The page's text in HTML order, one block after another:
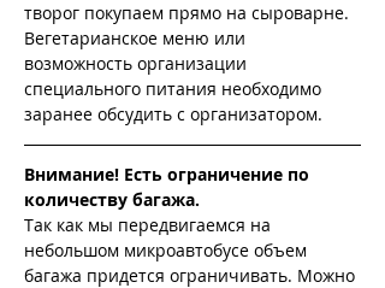
творог покупаем прямо на сыроварне.
Вегетарианское меню или
возможность организации
специального питания необходимо
заранее обсудить с организатором.
Внимание! Есть ограничение по
количеству багажа.
Так как мы передвигаемся на
небольшом микроавтобусе объем
багажа придется ограничивать. Можно